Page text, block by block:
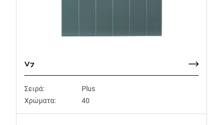
V7
Σειρά:
Plus
Χρώματα:
40